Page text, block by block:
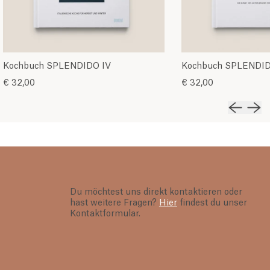
Kochbuch SPLENDIDO IV
€ 32,00
Kochbuch
€ 32,00
Du möchtest uns direkt kontaktieren oder
hast weitere Fragen? Hierfindest du unser
Kontaktformular.